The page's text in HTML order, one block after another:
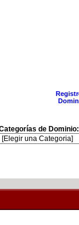
de Dominio: